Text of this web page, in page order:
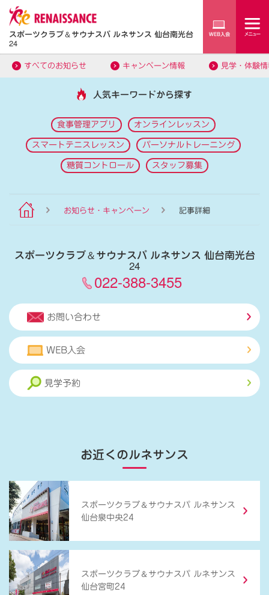
スポーツクラブ＆サウナスパ ルネサンス 仙台南光台
24
すべてのお知らせ キャンペーン情報 見学・体験
人気キーワードから探す
食事管理アプリ オンラインレッスン
スマートテニスレッスン パーソナルトレーニング
糖質コントロール スタッフ募集
お知らせ・キャンペーン 記事詳細
スポーツクラブ＆サウナスパ ルネサンス 仙台南光台
24
022-388-3455
お問い合わせ
WEB入会
見学予約
お近くのルネサンス
スポーツクラブ ＆ サウナスパ ルネサンス
仙台泉中央24
スポーツクラブ ＆ サウナスパ ルネサンス
仙台宮町24